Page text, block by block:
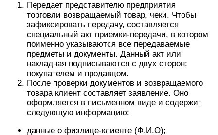
Передает представителю предприятия
торговли возвращаемый товар, чеки. Чтобы
зафиксировать передачу, составляется
специальный акт приемки-передачи, в котором
поименно указываются все передаваемые
предметы и документы. Данный акт или
накладная подписываются с двух сторон:
покупателем и продавцом.
После проверки документов и возвращаемого
товара клиент составляет заявление. Оно
оформляется в письменном виде и содержит
следующую информацию:
данные о физлице-клиенте (Ф.И.О);